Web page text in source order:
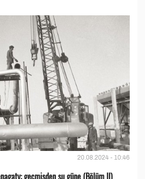
20.08.2024 - 10:46
geçmişden şu güne (Bölüm II)